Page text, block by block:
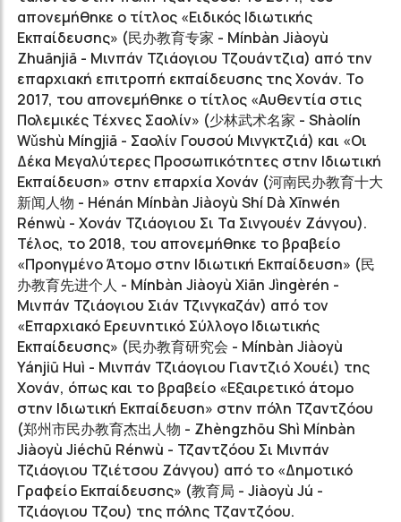
απονεμήθηκε ο τίτλος «Ειδικός Ιδιωτικής
Εκπαίδευσης» (民办教育专家 - Mínbàn Jiàoyù
Zhuānjiā - Μινπάν Τζιάογιου Τζουάντζια) από την
επαρχιακή επιτροπή εκπαίδευσης της Χονάν. Το
2017, του απονεμήθηκε ο τίτλος «Αυθεντία στις
Πολεμικές Τέχνες Σαολίν» (少林武术名家 - Shàolín
Wǔshù Míngjiā - Σαολίν Γουσού Μινγκτζιά) και «Οι
Δέκα Μεγαλύτερες Προσωπικότητες στην Ιδιωτική
Εκπαίδευση» στην επαρχία Χονάν (河南民办教育十大
新闻人物 - Hénán Mínbàn Jiàoyù Shí Dà Xīnwén
Rénwù - Χονάν Τζιάογιου Σι Τα Σινγουέν Ζάνγου).
Τέλος, το 2018, του απονεμήθηκε το βραβείο
«Προηγμένο Άτομο στην Ιδιωτική Εκπαίδευση» (民
办教育先进个人 - Mínbàn Jiàoyù Xiān Jìngèrén -
Μινπάν Τζιάογιου Σιάν Τζινγκαζάν) από τον
«Επαρχιακό Ερευνητικό Σύλλογο Ιδιωτικής
Εκπαίδευσης» (民办教育研究会 - Mínbàn Jiàoyù
Yánjiū Huì - Μινπάν Τζιάογιου Γιαντζιό Χουέι) της
Χονάν, όπως και το βραβείο «Εξαιρετικό άτομο
στην Ιδιωτική Εκπαίδευση» στην πόλη Τζαντζόου
(郑州市民办教育杰出人物 - Zhèngzhōu Shì Mínbàn
Jiàoyù Jiéchū Rénwù - Τζαντζόου Σι Μινπάν
Τζιάογιου Τζιέτσου Ζάνγου) από το «Δημοτικό
Γραφείο Εκπαίδευσης» (教育局 - Jiàoyù Jú -
Τζιάογιου Τζου) της πόλης Τζαντζόου.